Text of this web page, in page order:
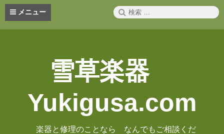
コ
メニュー
検
索:
雪草楽器
Yukigusa.com
楽器と修理のことなら なんでもご相談くだ